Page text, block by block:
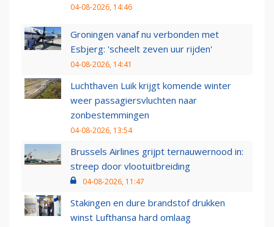
04-08-2026, 14:46
Groningen vanaf nu verbonden met
Esbjerg: 'scheelt zeven uur rijden'
04-08-2026, 14:41
Luchthaven Luik krijgt komende winter
weer passagiersvluchten naar
zonbestemmingen
04-08-2026, 13:54
Brussels Airlines grijpt ternauwernood in:
streep door vlootuitbreiding
04-08-2026, 11:47
Stakingen en dure brandstof drukken
winst Lufthansa hard omlaag